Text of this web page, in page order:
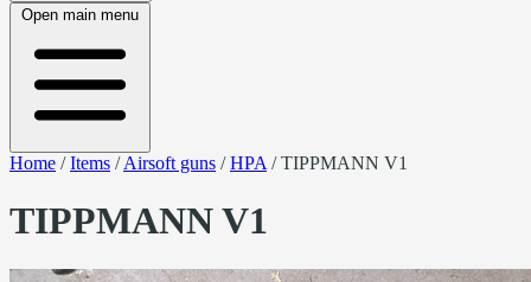
Open main menu
Home /Items /Airsoft guns /HPA /TIPPMANN V1
TIPPMANN V1